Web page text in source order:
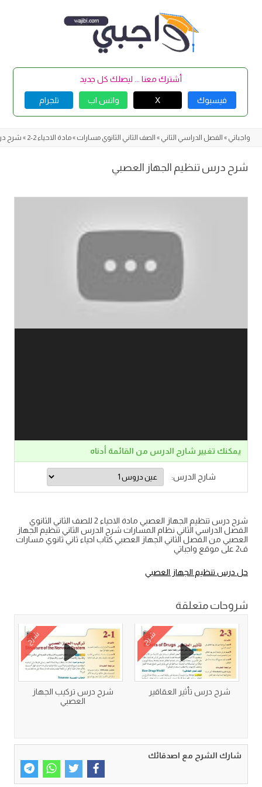
أشترك معنا ... ليصلك كل جديد
فيسبوك X واتس اب تلجرام
واجباتي » الفصل الدراسي الثاني » الصف الثاني الثانوي مسارات »مادة الاحياء 2-2 » شرح
شرح درس تنظيم الجهاز العصبي
يمكنك تغيير شارح الدرس من القائمة أدناه
شارح الدرس:
شرح درس تنظيم الجهاز العصبي مادة الاحياء 2 للصف الثاني الثانوي
الفصل الدراسي الثاني نظام المسارات شرح الدرس الثاني تنظيم الجهاز
العصبي من الفصل الثاني الجهاز العصبي كتاب احياء ثاني ثانوي مسارات
ف2 على موقع واجباتي
حل درس تنظيم الجهاز العصبي
شروحات متعلقة
شرح
شرح درس تأثير العقاقير
شرح
شرح درس تركيب الجهاز
العصبي
شارك الشرح مع اصدقائك